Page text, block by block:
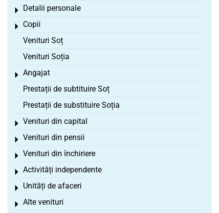
Detalii personale
Toggle menu
Copii
Toggle menu
Venituri Soț
Venituri Soția
Angajat
Toggle menu
Prestații de subtituire Soț
Prestații de substituire Soția
Venituri din capital
Toggle menu
Venituri din pensii
Toggle menu
Venituri din închiriere
Toggle menu
Activități independente
Toggle menu
Unități de afaceri
Toggle menu
Alte venituri
Toggle menu